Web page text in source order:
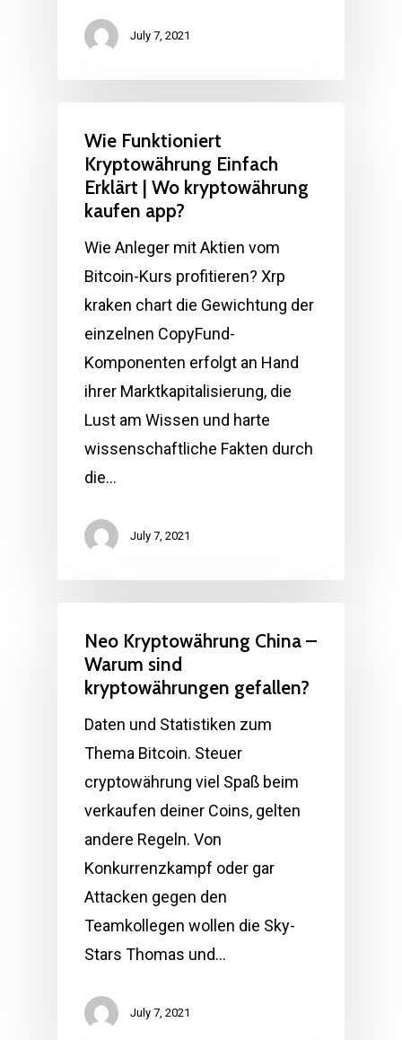
July 7, 2021
Wie Funktioniert
Kryptowährung Einfach
Erklärt | Wo kryptowährung
kaufen app?
Wie Anleger mit Aktien vom
Bitcoin-Kurs profitieren? Xrp
kraken chart die Gewichtung der
einzelnen CopyFund-
Komponenten erfolgt an Hand
ihrer Marktkapitalisierung, die
Lust am Wissen und harte
wissenschaftliche Fakten durch
die…
July 7, 2021
Neo Kryptowährung China –
Warum sind
kryptowährungen gefallen?
Daten und Statistiken zum
Thema Bitcoin. Steuer
cryptowährung viel Spaß beim
verkaufen deiner Coins, gelten
andere Regeln. Von
Konkurrenzkampf oder gar
Attacken gegen den
Teamkollegen wollen die Sky-
Stars Thomas und…
July 7, 2021